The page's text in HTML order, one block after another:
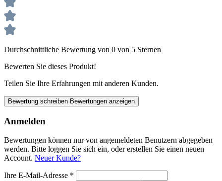
Durchschnittliche Bewertung von 0 von 5 Sternen
Bewerten Sie dieses Produkt!
Teilen Sie Ihre Erfahrungen mit anderen Kunden.
Bewertung schreiben Bewertungen anzeigen
Anmelden
Bewertungen können nur von angemeldeten Benutzern abgegeben
werden. Bitte loggen Sie sich ein, oder erstellen Sie einen neuen
Account. Neuer Kunde?
Ihre E-Mail-Adresse *